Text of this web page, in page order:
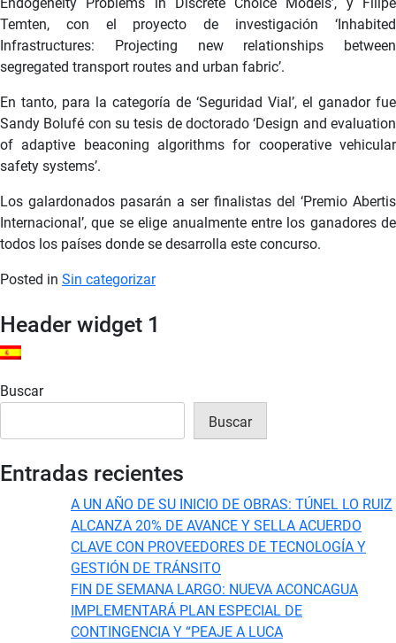
Temten, con el proyecto de investigación ‘Inhabited
Infrastructures: Projecting new relationships between
segregated transport routes and urban fabric’.
En tanto, para la categoría de ‘Seguridad Vial’, el ganador fue
Sandy Bolufé con su tesis de doctorado ‘Design and evaluation
of adaptive beaconing algorithms for cooperative vehicular
safety systems’.
Los galardonados pasarán a ser finalistas del ‘Premio Abertis
Internacional’, que se elige anualmente entre los ganadores de
todos los países donde se desarrolla este concurso.
Posted in Sin categorizar
Header widget 1
Buscar
Buscar
Entradas recientes
A UN AÑO DE SU INICIO DE OBRAS: TÚNEL LO RUIZ
ALCANZA 20% DE AVANCE Y SELLA ACUERDO
CLAVE CON PROVEEDORES DE TECNOLOGÍA Y
GESTIÓN DE TRÁNSITO
FIN DE SEMANA LARGO: NUEVA ACONCAGUA
IMPLEMENTARÁ PLAN ESPECIAL DE
CONTINGENCIA Y “PEAJE A LUCA